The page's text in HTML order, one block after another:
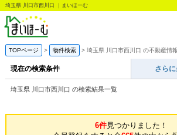
埼玉県 川口市西川口 ｜まいほーむ
TOPページ 物件検索 埼玉県 川口市西川口 の不動産情
現在の検索条件 さら
埼玉県 川口市西川口 の検索結果一覧
6件見つかりました！